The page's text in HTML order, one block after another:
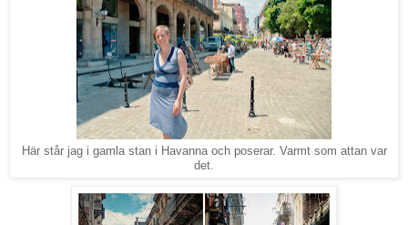
Här står jag i gamla stan i Havanna och poserar. Varmt som attan var
det.